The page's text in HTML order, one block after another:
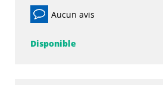
Aucun avis
Disponible